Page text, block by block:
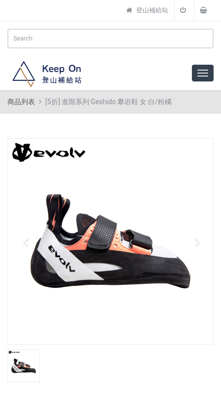
登山補給站
商品列表 [5折] 進階系列 Geshido 攀岩鞋 女 白/粉橘